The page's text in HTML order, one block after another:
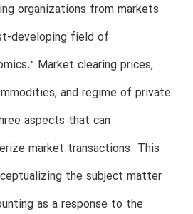
organizations from markets
developing field of
Market clearing prices,
and regime of private
aspects that can
market transactions. This
the subject matter
as a response to the